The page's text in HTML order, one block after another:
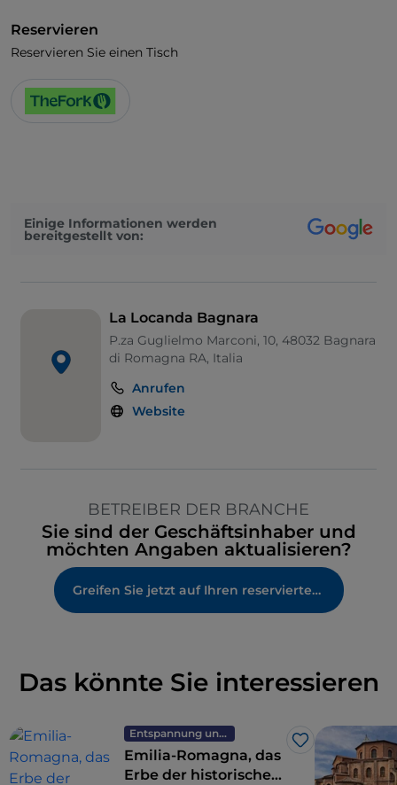
Reservieren
Reservieren Sie einen Tisch
Einige Informationen werden
bereitgestellt von:
La Locanda Bagnara
P.za Guglielmo Marconi, 10, 48032 Bagnara
di Romagna RA, Italia
Anrufen
Website
BETREIBER DER BRANCHE
Sie sind der Geschäftsinhaber und
möchten Angaben aktualisieren?
Greifen Sie jetzt auf Ihren reservierten Bereich zu
Das könnte Sie interessieren
Entspannung und Wellness
Like
Emilia-Romagna, das
Erbe der historischen